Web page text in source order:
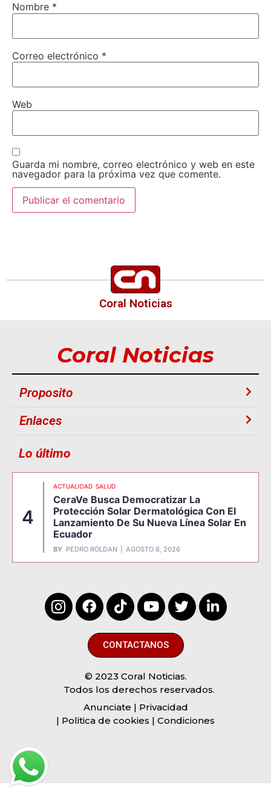
Nombre *
Correo electrónico *
Web
Guarda mi nombre, correo electrónico y web en este
navegador para la próxima vez que comente.
Coral Noticias
Coral Noticias
Proposito
Enlaces
Lo último
4
ACTUALIDAD SALUD
CeraVe Busca Democratizar La
Protección Solar Dermatológica Con El
Lanzamiento De Su Nueva Línea Solar En
Ecuador
BY PEDRO ROLDAN AGOSTO 8, 2026
CONTACTANOS
© 2023 Coral Noticias.
Todos los derechos reservados.
Anunciate | Privacidad
| Politica de cookies | Condiciones